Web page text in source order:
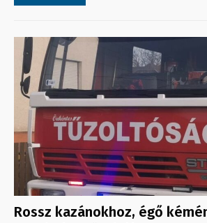
Rossz kazánokhoz, égő